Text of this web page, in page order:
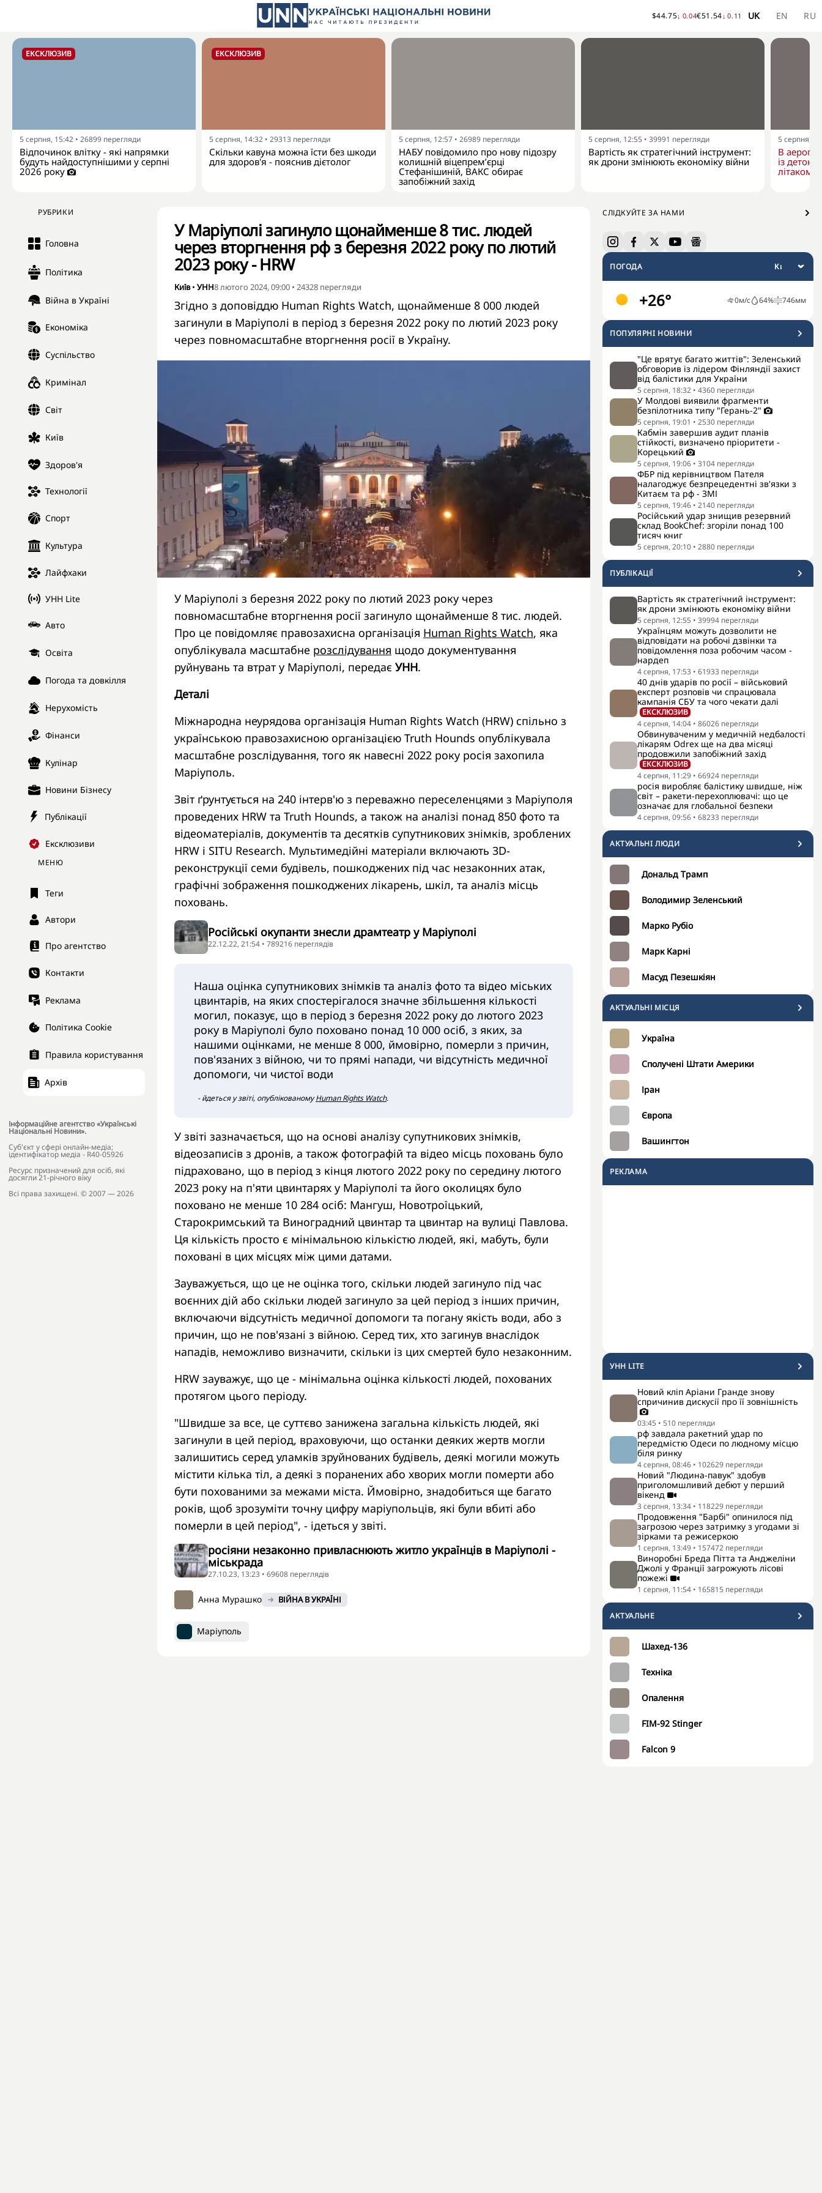
$44.75↓ 0.04€51.54↓ 0.11 UK EN RU
ЕКСКЛЮЗИВ
5 серпня, 15:42 • 26899 перегляди
Відпочинок влітку - які напрямки
будуть найдоступнішими у серпні
2026 року
ЕКСКЛЮЗИВ
5 серпня, 14:32 • 29313 перегляди
Скільки кавуна можна їсти без шкоди
для здоров'я - пояснив дієтолог
5 серпня, 12:57 • 26989 перегляди
НАБУ повідомило про нову підозру
колишній віцепрем’єрці
Стефанішиній, ВАКС обирає
запобіжний захід
5 серпня, 12:55 • 39991 перегляди
Вартість як стратегічний інструмент:
як дрони змінюють економіку війни
5 серпня,
В
із
літаком
РУБРИКИ
Головна
Політика
Війна в Україні
Економіка
Суспільство
Кримінал
Світ
Київ
Здоров'я
Технології
Спорт
Культура
Лайфхаки
УНН Lite
Авто
Освіта
Погода та довкілля
Нерухомість
Фінанси
Кулінар
Новини Бізнесу
Публікації
Ексклюзиви
МЕНЮ
Теги
Автори
Про агентство
Контакти
Реклама
Політика Cookie
Правила користування
Архів
Інформаційне агентство «Українські
Національні Новини».
Cуб'єкт у сфері онлайн-медіа;
ідентифікатор медіа - R40-05926
Ресурс призначений для осіб, які
досягли 21-річного віку
Всі права захищені. © 2007 — 2026
СЛІДКУЙТЕ ЗА НАМИ
ПОГОДА
+26° 0м/с 64% 746мм
ПОПУЛЯРНI НОВИНИ
"Це врятує багато життів": Зеленський
обговорив із лідером Фінляндії захист
від балістики для України
5 серпня, 18:32 • 4360 перегляди
У Молдові виявили фрагменти
безпілотника типу "Герань-2"
5 серпня, 19:01 • 2530 перегляди
Кабмін завершив аудит планів
стійкості, визначено пріоритети -
Корецький
5 серпня, 19:06 • 3104 перегляди
ФБР під керівництвом Пателя
налагоджує безпрецедентні зв'язки з
Китаєм та рф - ЗМІ
5 серпня, 19:46 • 2140 перегляди
Російський удар знищив резервний
склад BookChef: згоріли понад 100
тисяч книг
5 серпня, 20:10 • 2880 перегляди
ПУБЛІКАЦІЇ
Вартість як стратегічний інструмент:
як дрони змінюють економіку війни
5 серпня, 12:55 • 39994 перегляди
Українцям можуть дозволити не
відповідати на робочі дзвінки та
повідомлення поза робочим часом -
нардеп
4 серпня, 17:53 • 61933 перегляди
40 днів ударів по росії – військовий
експерт розповів чи спрацювала
кампанія СБУ та чого чекати далі
ЕКСКЛЮЗИВ
4 серпня, 14:04 • 86026 перегляди
Обвинуваченим у медичній недбалості
лікарям Odrex ще на два місяці
продовжили запобіжний захід
ЕКСКЛЮЗИВ
4 серпня, 11:29 • 66924 перегляди
росія виробляє балістику швидше, ніж
світ – ракети-перехоплювачі: що це
означає для глобальної безпеки
4 серпня, 09:56 • 68233 перегляди
АКТУАЛЬНI ЛЮДИ
Дональд Трамп
Володимир Зеленський
Марко Рубіо
Марк Карні
Масуд Пезешкіян
АКТУАЛЬНІ МІСЦЯ
Україна
Сполучені Штати Америки
Іран
Європа
Вашингтон
РЕКЛАМА
УНН LITE
Новий кліп Аріани Гранде знову
спричинив дискусії про її зовнішність
03:45 • 510 перегляди
рф завдала ракетний удар по
передмістю Одеси по людному місцю
біля ринку
4 серпня, 08:46 • 102629 перегляди
Новий "Людина-павук" здобув
приголомшливий дебют у перший
вікенд
3 серпня, 13:34 • 118229 перегляди
Продовження "Барбі" опинилося під
загрозою через затримку з угодами зі
зірками та режисеркою
1 серпня, 13:49 • 157472 перегляди
Виноробні Бреда Пітта та Анджеліни
Джолі у Франції загрожують лісові
пожежі
1 серпня, 11:54 • 165815 перегляди
АКТУАЛЬНЕ
Шахед-136
Техніка
Опалення
FIM-92 Stinger
Falcon 9
У Маріуполі загинуло щонайменше 8 тис. людей
через вторгнення рф з березня 2022 року по лютий
2023 року - HRW
Київ• УНН8 лютого 2024, 09:00 • 24328 перегляди
Згідно з доповіддю Human Rights Watch, щонайменше 8 000 людей
загинули в Маріуполі в період з березня 2022 року по лютий 2023 року
через повномасштабне вторгнення росії в Україну.
У Маріуполі з березня 2022 року по лютий 2023 року через
повномасштабне вторгнення росії загинуло щонайменше 8 тис. людей.
Про це повідомляє правозахисна організація Human Rights Watch, яка
опублікувала масштабне розслідування щодо документування
руйнувань та втрат у Маріуполі, передає УНН.
Деталі
Міжнародна неурядова організація Human Rights Watch (HRW) спільно з
українською правозахисною організацією Truth Hounds опублікувала
масштабне розслідування, того як навесні 2022 року росія захопила
Маріуполь.
Звіт ґрунтується на 240 інтерв'ю з переважно переселенцями з Маріуполя
проведених HRW та Truth Hounds, а також на аналізі понад 850 фото та
відеоматеріалів, документів та десятків супутникових знімків, зроблених
HRW і SITU Research. Мультимедійні матеріали включають 3D-
реконструкції семи будівель, пошкоджених під час незаконних атак,
графічні зображення пошкоджених лікарень, шкіл, та аналіз місць
поховань.
Російські окупанти знесли драмтеатр у Маріуполі
22.12.22, 21:54 • 789216 переглядiв
Наша оцінка супутникових знімків та аналіз фото та відео міських
цвинтарів, на яких спостерігалося значне збільшення кількості
могил, показує, що в період з березня 2022 року до лютого 2023
року в Маріуполі було поховано понад 10 000 осіб, з яких, за
нашими оцінками, не менше 8 000, ймовірно, померли з причин,
пов'язаних з війною, чи то прямі напади, чи відсутність медичної
допомоги, чи чистої води
- йдеться у звіті, опублікованомуHuman Rights Watch.
У звіті зазначається, що на основі аналізу супутникових знімків,
відеозаписів з дронів, а також фотографій та відео місць поховань було
підраховано, що в період з кінця лютого 2022 року по середину лютого
2023 року на п'яти цвинтарях у Маріуполі та його околицях було
поховано не менше 10 284 осіб: Мангуш, Новотроїцький,
Старокримський та Виноградний цвинтар та цвинтар на вулиці Павлова.
Ця кількість просто є мінімальною кількістю людей, які, мабуть, були
поховані в цих місцях між цими датами.
Зауважується, що це не оцінка того, скільки людей загинуло під час
воєнних дій або скільки людей загинуло за цей період з інших причин,
включаючи відсутність медичної допомоги та погану якість води, або з
причин, що не пов'язані з війною. Серед тих, хто загинув внаслідок
нападів, неможливо визначити, скільки із цих смертей було незаконним.
HRW зауважує, що це - мінімальна оцінка кількості людей, похованих
протягом цього періоду.
"Швидше за все, це суттєво занижена загальна кількість людей, які
загинули в цей період, враховуючи, що останки деяких жертв могли
залишитись серед уламків зруйнованих будівель, деякі могили можуть
містити кілька тіл, а деякі з поранених або хворих могли померти або
бути похованими за межами міста. Ймовірно, знадобиться ще багато
років, щоб зрозуміти точну цифру маріупольців, які були вбиті або
померли в цей період", - ідеться у звіті.
росіяни незаконно привласнюють житло українців в Маріуполі -
міськрада
27.10.23, 13:23 • 69608 переглядiв
Анна Мурашко ВІЙНА В УКРАЇНІ
Маріуполь